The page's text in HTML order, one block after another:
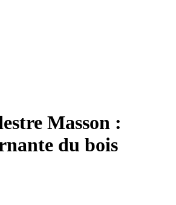
Masson :
du bois